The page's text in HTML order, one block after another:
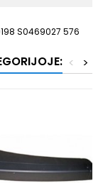
S0469027 576
>
<